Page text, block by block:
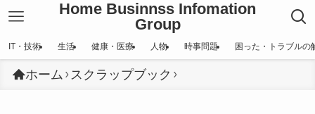
Home Businnss Infomation
Group
IT・技術 生活 健康・医療 人物 時事問題 困った・トラブルの
ホーム スクラップブック